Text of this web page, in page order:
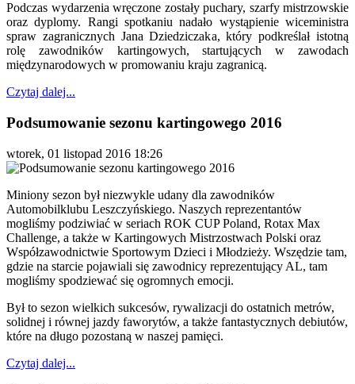
Podczas wydarzenia wręczone zostały puchary, szarfy mistrzowskie
oraz dyplomy. Rangi spotkaniu nadało wystąpienie wiceministra
spraw zagranicznych Jana Dziedziczaka, który podkreślał istotną
rolę zawodników kartingowych, startujących w zawodach
międzynarodowych w promowaniu kraju zagranicą.
Czytaj dalej...
Podsumowanie sezonu kartingowego 2016
wtorek, 01 listopad 2016 18:26
Miniony sezon był niezwykle udany dla zawodników
Automobilklubu Leszczyńskiego. Naszych reprezentantów
mogliśmy podziwiać w seriach ROK CUP Poland, Rotax Max
Challenge, a także w Kartingowych Mistrzostwach Polski oraz
Współzawodnictwie Sportowym Dzieci i Młodzieży. Wszędzie tam,
gdzie na starcie pojawiali się zawodnicy reprezentujący AL, tam
mogliśmy spodziewać się ogromnych emocji.
Był to sezon wielkich sukcesów, rywalizacji do ostatnich metrów,
solidnej i równej jazdy faworytów, a także fantastycznych debiutów,
które na długo pozostaną w naszej pamięci.
Czytaj dalej...